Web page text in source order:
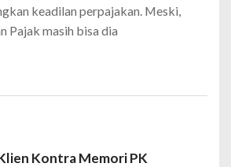
keadilan perpajakan. Meski,
Pajak masih bisa dia
Kontra Memori PK